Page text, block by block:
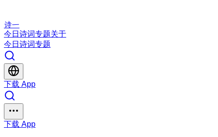
诗一
今日 诗词专题关于
今日 诗词专题
下载 App
下载 App